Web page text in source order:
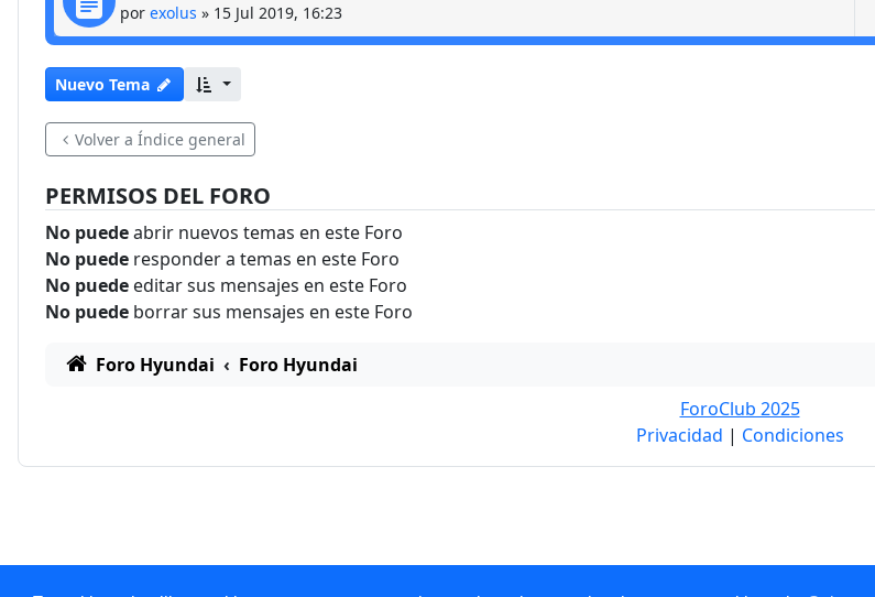
por exolus » 15 Jul 2019, 16:23
Nuevo Tema
Volver a Índice general
PERMISOS DEL FORO
No puedeabrir nuevos temas en este Foro
No puede responder a temas en este Foro
No puede editar sus mensajes en este Foro
No puede borrar sus mensajes en este Foro
Foro Hyundai Foro Hyundai
ForoClub 2025
Privacidad | Condiciones